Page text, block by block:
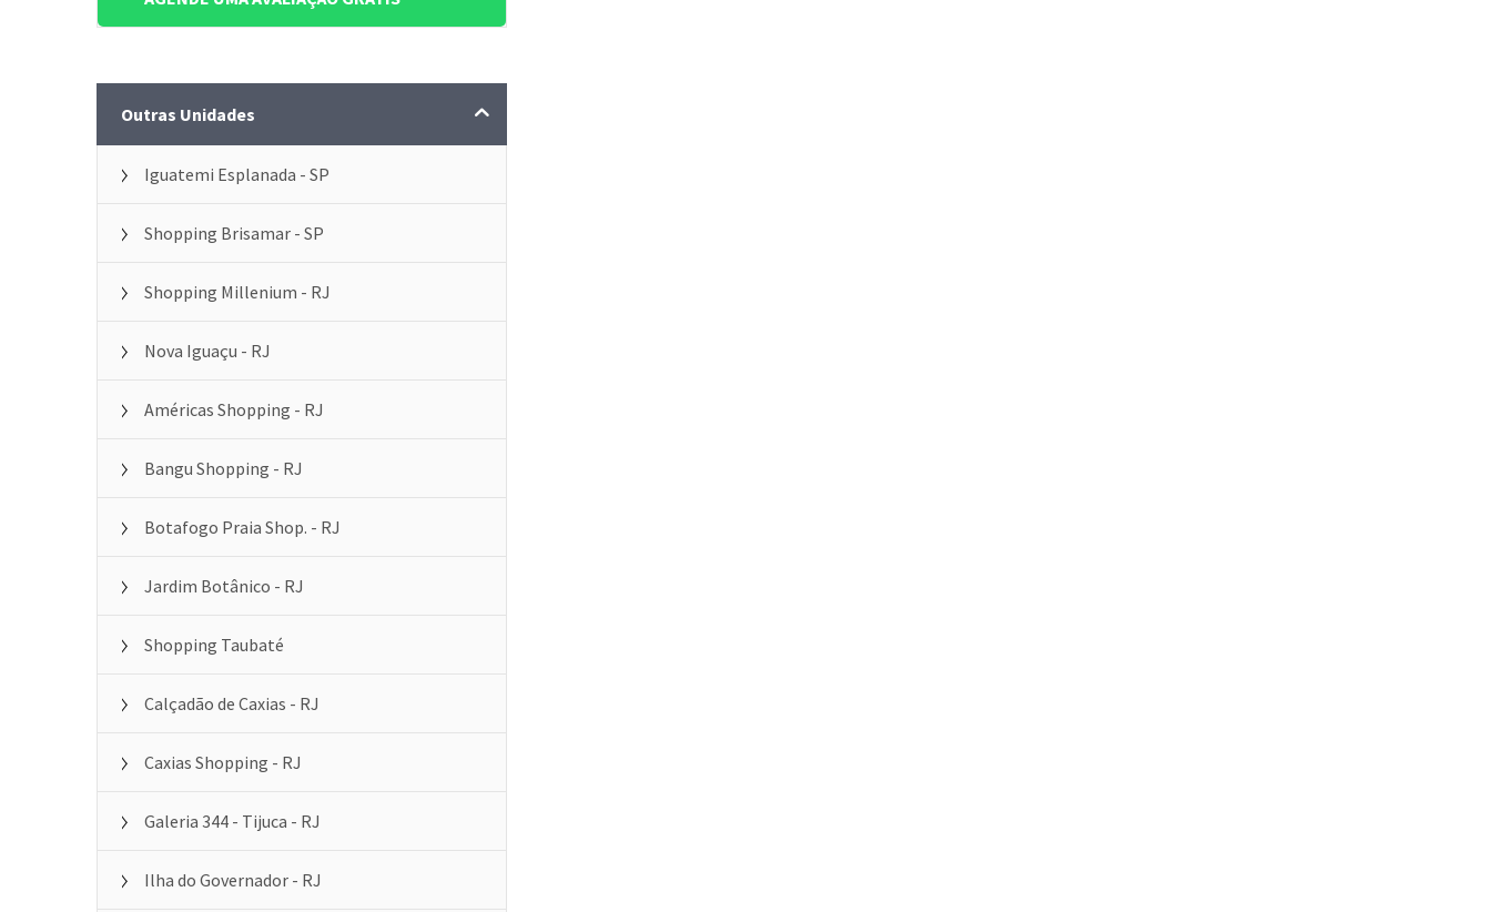
Outras Unidades
Iguatemi Esplanada - SP
Shopping Brisamar - SP
Shopping Millenium - RJ
Nova Iguaçu - RJ
Américas Shopping - RJ
Bangu Shopping - RJ
Botafogo Praia Shop. - RJ
Jardim Botânico - RJ
Shopping Taubaté
Calçadão de Caxias - RJ
Caxias Shopping - RJ
Galeria 344 - Tijuca - RJ
Ilha do Governador - RJ